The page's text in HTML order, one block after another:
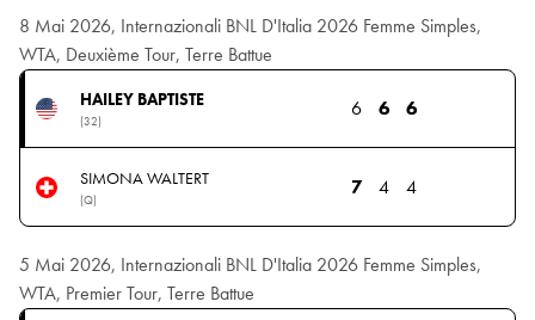
8 Mai 2026, Internazionali BNL D'Italia 2026 Femme Simples,
WTA, Deuxième Tour, Terre Battue
HAILEY BAPTISTE
(32)
6 6 6
SIMONA WALTERT
(Q)
7 4 4
5 Mai 2026, Internazionali BNL D'Italia 2026 Femme Simples,
WTA, Premier Tour, Terre Battue